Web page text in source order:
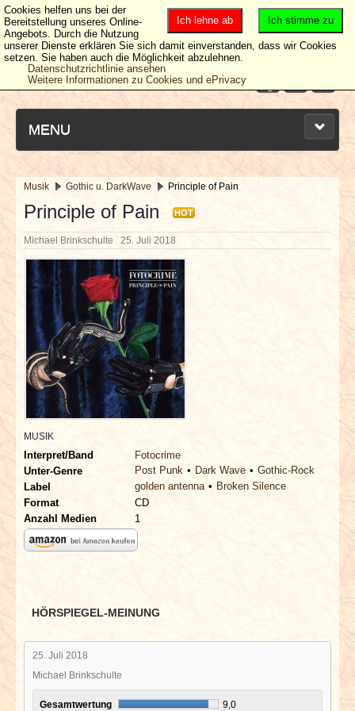
MENU
NEUESTE ARTIKEL
NEWS & DATES
BERICHTE
VERLOSUNGEN
INTERVIEWS
SPECIALS
REDAKTION
LINKS
ARCHIV
Musik Gothic u. DarkWave Principle of Pain
Principle of Pain HOT
Michael Brinkschulte 25. Juli 2018
MUSIK
Interpret/Band
Fotocrime
Unter-Genre
Post Punk Dark Wave
Gothic-Rock
Label
golden antenna
Broken Silence
Format
CD
Anzahl Medien
1
HÖRSPIEGEL-MEINUNG
25. Juli 2018
Michael Brinkschulte
Gesamtwertung 9,0
Ich stimme zu
Ich lehne ab
Cookies helfen uns bei der
Bereitstellung unseres Online-
Angebots. Durch die Nutzung
unserer Dienste erklären Sie sich damit einverstanden, dass wir Cookies
setzen. Sie haben auch die Möglichkeit abzulehnen.
Datenschutzrichtlinie ansehen
Weitere Informationen zu Cookies und ePrivacy